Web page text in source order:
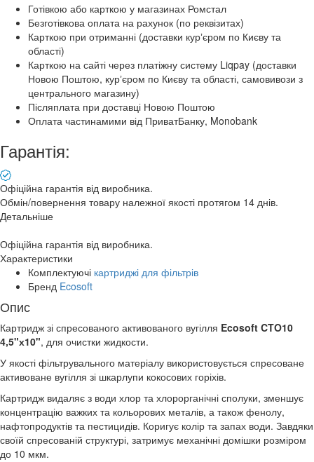
Готівкою або карткою у магазинах Ромстал
Безготівкова оплата на рахунок (по реквізитах)
Карткою при отриманні (доставки курʼєром по Києву та
області)
Карткою на сайті через платіжну систему Liqpay (доставки
Новою Поштою, курʼєром по Києву та області, самовивози з
центрального магазину)
Післяплата при доставці Новою Поштою
Оплата частинамими від ПриватБанку, Monobank
Гарантія:
Офіційна гарантія від виробника.
Обмін/повернення товару належної якості протягом 14 днів.
Детальніше
Офіційна гарантія від виробника.
Характеристики
Комплектуючі картриджі для фільтрів
Бренд Ecosoft
Опис
Картридж зі спресованого активованого вугілля Ecosoft CTO10
4,5"х10", для очистки жидкости.
У якості фільтрувального матеріалу використовується спресоване
активоване вугілля зі шкарлупи кокосових горіхів.
Картридж видаляє з води хлор та хлорорганічні сполуки, зменшує
концентрацію важких та кольорових металів, а також фенолу,
нафтопродуктів та пестицидів. Коригує колір та запах води. Завдяки
своїй спресованій структурі, затримує механічні домішки розміром
до 10 мкм.